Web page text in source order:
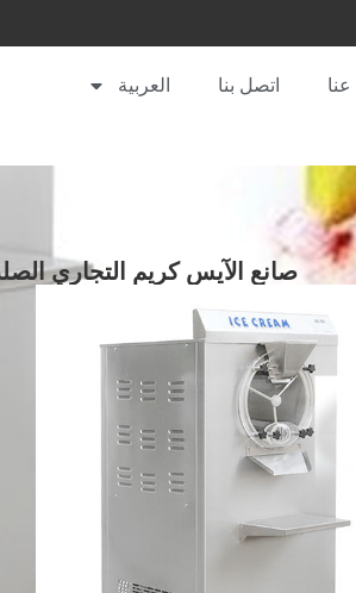
اتصل بنا العربية
صانع الآيس كريم التجاري